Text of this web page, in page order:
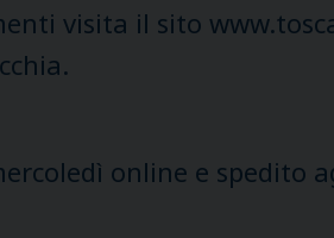
visita il sito
online e spedito